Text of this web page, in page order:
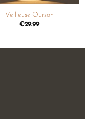
Veilleuse Ourson
€29.99